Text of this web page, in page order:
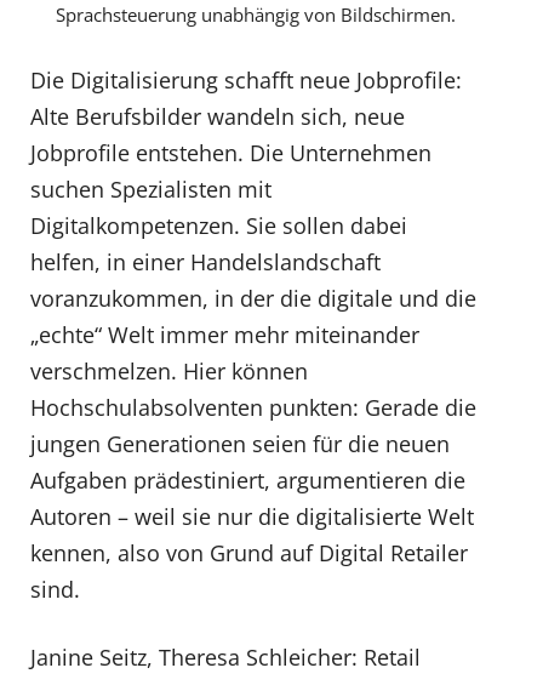
Sprachsteuerung unabhängig von Bildschirmen.
Die Digitalisierung schafft neue Jobprofile:
Alte Berufsbilder wandeln sich, neue
Jobprofile entstehen. Die Unternehmen
suchen Spezialisten mit
Digitalkompetenzen. Sie sollen dabei
helfen, in einer Handelslandschaft
voranzukommen, in der die digitale und die
„echte“ Welt immer mehr miteinander
verschmelzen. Hier können
Hochschulabsolventen punkten: Gerade die
jungen Generationen seien für die neuen
Aufgaben prädestiniert, argumentieren die
Autoren – weil sie nur die digitalisierte Welt
kennen, also von Grund auf Digital Retailer
sind.
Janine Seitz, Theresa Schleicher: Retail